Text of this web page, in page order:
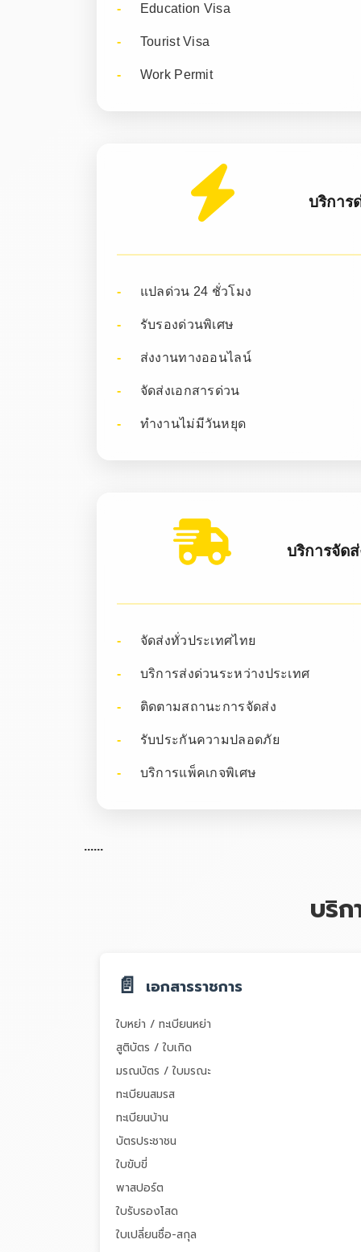
Education Visa
Tourist Visa
Work Permit
บริการ
แปลด่วน 24 ชั่วโมง
รับรองด่วนพิเศษ
ส่งงานทางออนไลน์
จัดส่งเอกสารด่วน
ทำงานไม่มีวันหยุด
บริการจัด
จัดส่งทั่วประเทศไทย
บริการส่งด่วนระหว่างประเทศ
ติดตามสถานะการจัดส่ง
รับประกันความปลอดภัย
บริการแพ็คเกจพิเศษ
......
บริก
📄 เอกสารราชการ
ใบหย่า / ทะเบียนหย่า
สูติบัตร / ใบเกิด
มรณบัตร / ใบมรณะ
ทะเบียนสมรส
ทะเบียนบ้าน
บัตรประชาชน
ใบขับขี่
พาสปอร์ต
ใบรับรองโสด
ใบเปลี่ยนชื่อ-สกุล